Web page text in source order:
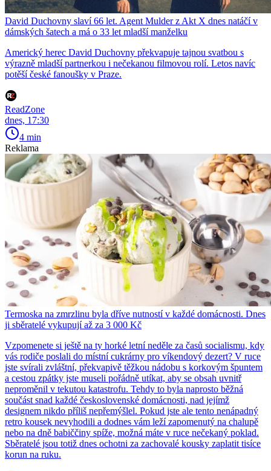
David Duchovny slaví 66 let. Agent Mulder z Akt X dnes natáčí v
dámských šatech a má o 33 let mladší manželku
Americký herec David Duchovny překvapuje tajnou svatbou s
výrazně mladší partnerkou i nečekanou filmovou rolí. Letos navíc
potěší české fanoušky v Praze.
ReadZone
dnes, 17:30
4 min
Reklama
Termoska na zmrzlinu byla dříve nutností v každé domácnosti. Dnes
ji sběratelé vykupují až za 3 000 Kč
Vzpomenete si ještě na ty horké letní neděle za časů socialismu, kdy
vás rodiče poslali do místní cukrárny pro víkendový dezert? V ruce
jste svírali zvláštní, překvapivě těžkou nádobu s korkovým špuntem
a cestou zpátky jste museli pořádně utíkat, aby se obsah uvnitř
neproměnil v tekutou katastrofu. Tehdy to byla naprosto běžná
součást snad každé československé domácnosti, nad jejímž
designem nikdo příliš nepřemýšlel. Pokud jste ale tento nenápadný
retro kousek nevyhodili a dodnes vám leží zapomenutý na chalupě
nebo na dně babiččiny spíže, možná máte v ruce nečekaný poklad.
Sběratelé jsou totiž dnes ochotni za zachovalé kousky zaplatit tisíce
korun na ruku.